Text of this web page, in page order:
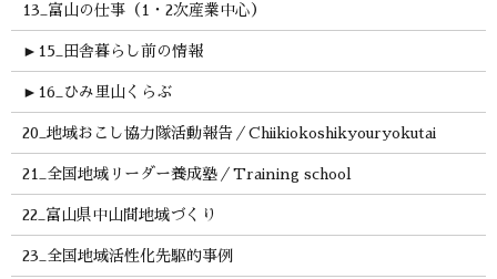
13_富山の仕事（1・2次産業中心）
► 15_田舎暮らし前の情報
► 16_ひみ里山くらぶ
20_地域おこし協力隊活動報告／Chiikiokoshikyouryokutai
21_全国地域リーダー養成塾／Training school
22_富山県中山間地域づくり
23_全国地域活性化先駆的事例